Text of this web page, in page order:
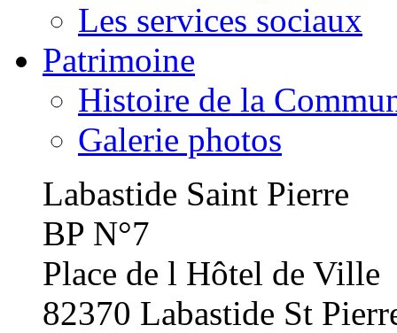
Les services sociaux
Patrimoine
Histoire de la
Galerie photos
Labastide Saint Pierre
BP N°7
Place de l Hôtel de Ville
82370 Labastide St